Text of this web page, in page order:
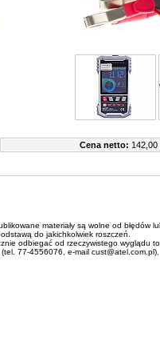
Cena netto: 142,00
materiały są wolne od błędów
do jakichkolwiek roszczeń.
odbiegać od rzeczywistego wyglądu
77-4556076, e-mail cust@atel.com.pl).